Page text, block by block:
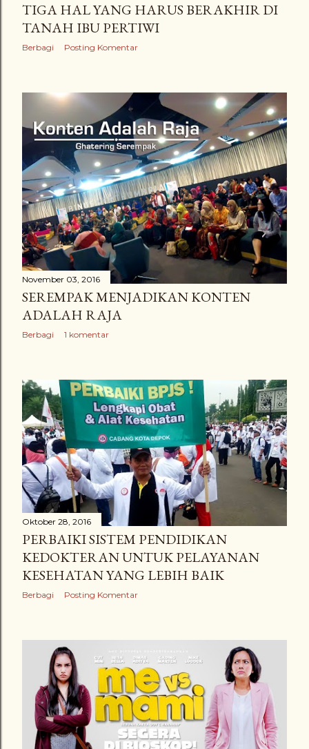
TIGA HAL YANG HARUS BERAKHIR DI
TANAH IBU PERTIWI
Berbagi Posting Komentar
November 03, 2016
SEREMPAK MENJADIKAN KONTEN
ADALAH RAJA
Berbagi 1 komentar
Oktober 28, 2016
PERBAIKI SISTEM PENDIDIKAN
KEDOKTERAN UNTUK PELAYANAN
KESEHATAN YANG LEBIH BAIK
Berbagi Posting Komentar